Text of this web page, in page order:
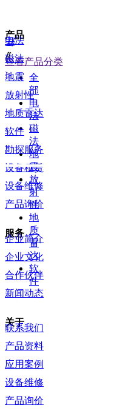
끀
ꁲ
全
部
电
法
磁
法
地
震
放
射
性
地
质
雷
达
软
件
查看产品分类
>
产品
电法
磁法
地震
放射性
地质雷达
软件
勘探服务
设备租赁
设备维修
产品询价
服务
企业简介
企业文化
合作伙伴
新闻动态
关于
联系我们
产品资料
应用案例
设备维修
产品询价